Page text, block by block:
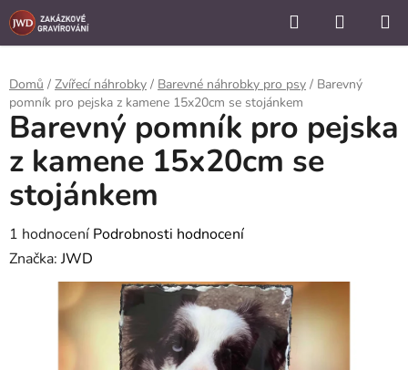
```
Přejít
na
Hledat
KOŠÍK
Domů / Zvířecí náhrobky / Barevné náhrobky pro psy / Barevný
pomník pro pejska z kamene 15x20cm se stojánkem
Barevný pomník pro pejska
z kamene 15x20cm se
stojánkem
Průměrné
hodnocení
produktu
1 hodnocení Podrobnosti hodnocení
Značka:JWD